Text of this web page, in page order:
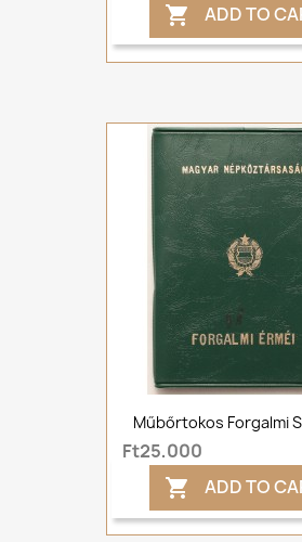
 ADD TO
Műbőrtokos Forgalmi
Ft25,000
 ADD TO